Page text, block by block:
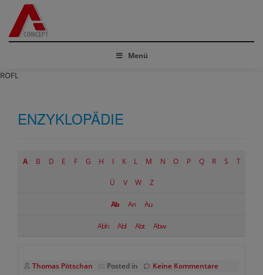
Menü
ROFL
ENZYKLOPÄDIE
A B D E F G H I K L M N O P Q R S T
Ü V W Z
Ab An Au
Abh Abl Abt Abw
Thomas Pötschan Posted in Keine Kommentare